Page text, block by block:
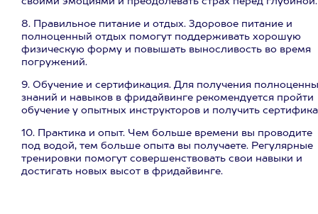
8. Правильное питание и отдых. Здоровое питание и
полноценный отдых помогут поддерживать хорошую
физическую форму и повышать выносливость во время
погружений.
9. Обучение и сертификация. Для получения
знаний и навыков в фридайвинге рекомендуется пройти
обучение у опытных инструкторов и получить
10. Практика и опыт. Чем больше времени вы проводите
под водой, тем больше опыта вы получаете. Регулярные
тренировки помогут совершенствовать свои навыки и
достигать новых высот в фридайвинге.